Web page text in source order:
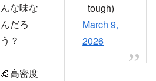
んな味な
んだろ
う？
🧊高密度
_tough)
March 9,
2026